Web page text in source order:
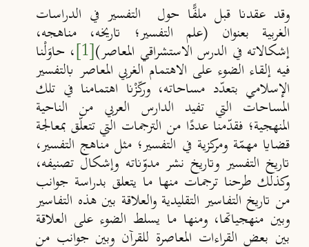
وقد عقدنا قبل ملفًّا حول التفسير في الدراسات
الغربية بعنوان (علم التفسير؛ تاريخه، مناهجه،
إشكالاته في الدرس الاستشراقي المعاصر)[1] ، حاوَلْنا
فيه إلقاء الضوء على الاهتمام الغربي المعاصر بالتفسير
الإسلامي بتعدّد مساحاته، وركّزْنا اهتمامنا في تلك
المساحات التي تفيد الدارس العربي من الناحية
المنهجية؛ فقدّمنا عددًا من الترجمات التي تتعلّق بمعالجة
قضايا مهمّة ومركزية في التفسير؛ مثل مناهج التفسير،
تاريخ التفسير وتاريخ نشر مدوّناته وإشكال تصنيفه،
وكذلك طرحنا ترجمات منها ما يتعلق بدراسة جوانب
من تاريخ التفاسير التقليدية والعلاقة بين هذه التفاسير
وبين منهجياتها، ومنها ما يسلط الضوء على العلاقة
بين بعض القراءات المعاصرة للقرآن وبين جوانب من